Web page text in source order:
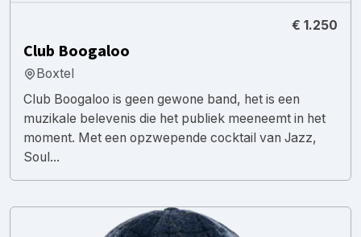
€ 1.250
Club Boogaloo
Boxtel
Club Boogaloo is geen gewone band, het is een
muzikale belevenis die het publiek meeneemt in het
moment. Met een opzwepende cocktail van Jazz,
Soul...